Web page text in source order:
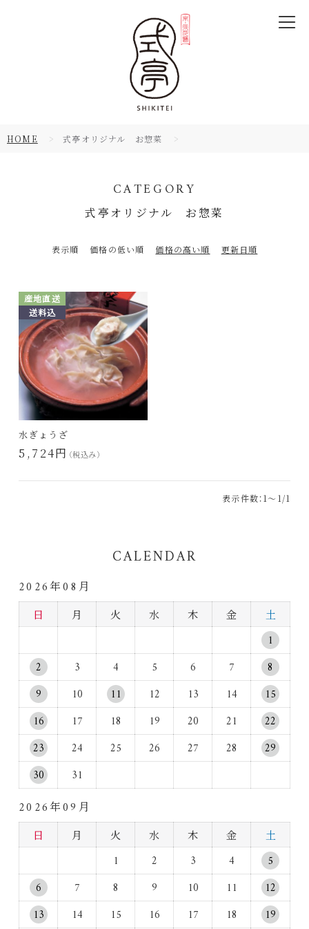
HOME 式亭オリジナル お惣菜
CATEGORY
式亭オリジナル お惣菜
表示順 価格の低い順 価格の高い順 更新日順
水ぎょうざ
5,724円 （税込み）
表示件数：1～1/1
CALENDAR
2026年08月
日 月 火 水 木 金 土
1
2
3 4 5 6 7
8
9
10 11 12 13 14
15
16
17 18 19 20 21
22
23
24 25 26 27 28
29
30
31
2026年09月
日 月 火 水 木 金 土
1 2 3 4
5
6
7 8 9 10 11
12
13
14 15 16 17 18 19